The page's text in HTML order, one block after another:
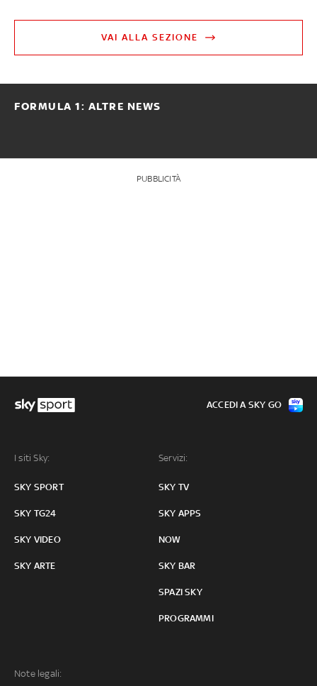
VAI ALLA SEZIONE
FORMULA 1: ALTRE NEWS
PUBBLICITÀ
I siti Sky:
SKY SPORT
SKY TG24
SKY VIDEO
SKY ARTE
Servizi:
SKY TV
SKY APPS
NOW
SKY BAR
SPAZI SKY
PROGRAMMI
Note legali:
ACCEDI A SKY GO